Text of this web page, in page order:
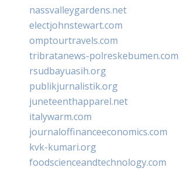
nassvalleygardens.net
electjohnstewart.com
omptourtravels.com
tribratanews-polreskebumen.com
rsudbayuasih.org
publikjurnalistik.org
juneteenthapparel.net
italywarm.com
journaloffinanceeconomics.com
kvk-kumari.org
foodscienceandtechnology.com